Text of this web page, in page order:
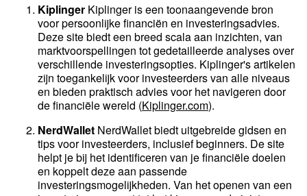
Kiplinger Kiplinger is een toonaangevende bron
voor persoonlijke financiën en investeringsadvies.
Deze site biedt een breed scala aan inzichten, van
marktvoorspellingen tot gedetailleerde analyses over
verschillende investeringsopties. Kiplinger's artikelen
zijn toegankelijk voor investeerders van alle niveaus
en bieden praktisch advies voor het navigeren door
de financiële wereld​ (Kiplinger.com)​.
NerdWallet NerdWallet biedt uitgebreide gidsen en
tips voor investeerders, inclusief beginners. De site
helpt je bij het identificeren van je financiële doelen
en koppelt deze aan passende
investeringsmogelijkheden. Van het openen van een